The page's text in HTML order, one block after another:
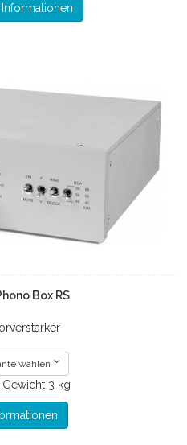
Informationen
Box RS
wählen
Gewicht 3 kg